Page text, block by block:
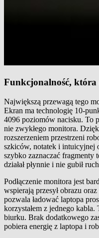
Funkcjonalność,
Największą przewagą tego
Ekran ma technologię 10-
4096 poziomów nacisku. To
nie zwykłego monitora.
rozszerzeniem przestrzeni
szkiców, notatek i intuicyjnej
szybko zaznaczać fragmenty
działał płynnie i nie gubił
Podłączenie monitora jest
wspierają przesył obrazu
pozwala ładować laptopa
korzystałem z jednego kabla.
biurku. Brak dodatkowego
pobiera energię z laptopa i